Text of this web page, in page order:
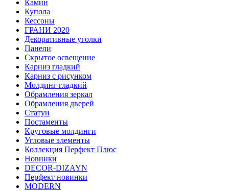
Камин
Купола
Кессоны
ГРАНИ 2020
Декоративные уголки
Панели
Скрытое освещение
Карниз гладкий
Карниз с рисунком
Молдинг гладкий
Обрамления зеркал
Обрамления дверей
Статуи
Постаменты
Круговые молдинги
Угловые элементы
Коллекция Перфект Плюс
Новинки
DECOR-DIZAYN
Перфект новинки
MODERN